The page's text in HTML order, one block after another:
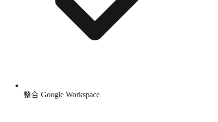
整合 Google Workspace